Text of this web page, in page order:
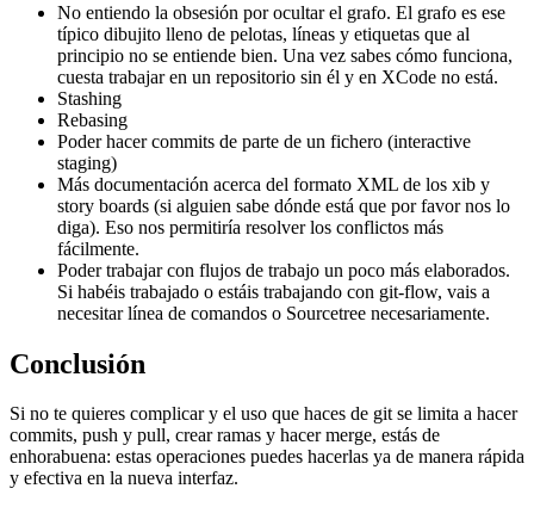
No entiendo la obsesión por ocultar el grafo. El grafo es ese
típico dibujito lleno de pelotas, líneas y etiquetas que al
principio no se entiende bien. Una vez sabes cómo funciona,
cuesta trabajar en un repositorio sin él y en XCode no está.
Stashing
Rebasing
Poder hacer commits de parte de un fichero (interactive
staging)
Más documentación acerca del formato XML de los xib y
story boards (si alguien sabe dónde está que por favor nos lo
diga). Eso nos permitiría resolver los conflictos más
fácilmente.
Poder trabajar con flujos de trabajo un poco más elaborados.
Si habéis trabajado o estáis trabajando con git-flow, vais a
necesitar línea de comandos o Sourcetree necesariamente.
Conclusión
Si no te quieres complicar y el uso que haces de git se limita a hacer
commits, push y pull, crear ramas y hacer merge, estás de
enhorabuena: estas operaciones puedes hacerlas ya de manera rápida
y efectiva en la nueva interfaz.